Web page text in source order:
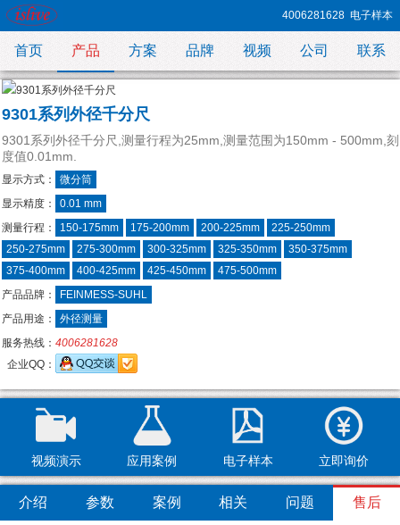
4006281628 电子样本
首页 产品 方案 品牌 视频 公司 联系
9301系列外径千分尺
9301系列外径千分尺,测量行程为25mm,测量范围为150mm - 500mm,刻
度值0.01mm.
显示方式：
微分筒
显示精度：
0.01 mm
测量行程：
150-175mm 175-200mm 200-225mm
225-250mm
250-275mm
275-300mm 300-325mm 325-350mm
350-375mm
375-400mm
400-425mm 425-450mm
475-500mm
产品品牌：
FEINMESS-SUHL
产品用途：
外径测量
服务热线： 4006281628
企业QQ：
视频演示 应用案例 电子样本 立即询价
介绍 参数 案例 相关 问题 售后